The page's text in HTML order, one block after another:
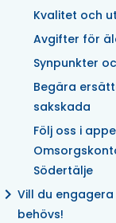
Kvalitet och
Avgifter för
Synpunkter
Begära
sakskada
Följ oss i
Södertälje
chevron_right Vill du engagera
behövs!